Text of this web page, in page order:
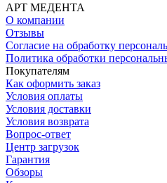
АРТ МЕДЕНТА
О компании
Отзывы
Согласие на обработку
Политика обработки
Покупателям
Как оформить заказ
Условия оплаты
Условия доставки
Условия возврата
Вопрос-ответ
Центр загрузок
Гарантия
Обзоры